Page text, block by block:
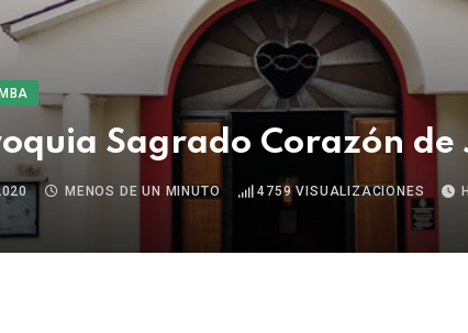
Sagrado Corazón de
MENOS DE UN MINUTO 4759VISUALIZACIONES